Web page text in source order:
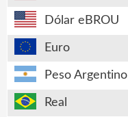
Dólar eBROU
Euro
Peso Argentino
Real